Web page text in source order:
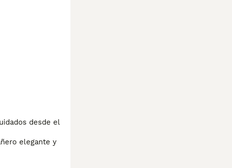
desde el
elegante y